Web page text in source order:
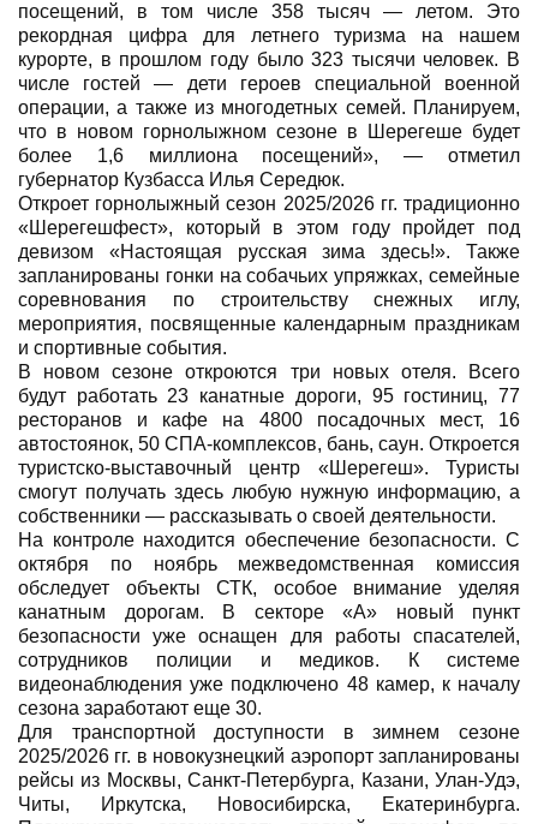
посещений, в том числе 358 тысяч — летом. Это
рекордная цифра для летнего туризма на нашем
курорте, в прошлом году было 323 тысячи человек. В
числе гостей — дети героев специальной военной
операции, а также из многодетных семей. Планируем,
что в новом горнолыжном сезоне в Шерегеше будет
более 1,6 миллиона посещений», — отметил
губернатор Кузбасса Илья Середюк.
Откроет горнолыжный сезон 2025/2026 гг. традиционно
«Шерегешфест», который в этом году пройдет под
девизом «Настоящая русская зима здесь!». Также
запланированы гонки на собачьих упряжках, семейные
соревнования по строительству снежных иглу,
мероприятия, посвященные календарным праздникам
и спортивные события.
В новом сезоне откроются три новых отеля. Всего
будут работать 23 канатные дороги, 95 гостиниц, 77
ресторанов и кафе на 4800 посадочных мест, 16
автостоянок, 50 СПА-комплексов, бань, саун. Откроется
туристско-выставочный центр «Шерегеш». Туристы
смогут получать здесь любую нужную информацию, а
собственники — рассказывать о своей деятельности.
На контроле находится обеспечение безопасности. С
октября по ноябрь межведомственная комиссия
обследует объекты СТК, особое внимание уделяя
канатным дорогам. В секторе «А» новый пункт
безопасности уже оснащен для работы спасателей,
сотрудников полиции и медиков. К системе
видеонаблюдения уже подключено 48 камер, к началу
сезона заработают еще 30.
Для транспортной доступности в зимнем сезоне
2025/2026 гг. в новокузнецкий аэропорт запланированы
рейсы из Москвы, Санкт-Петербурга, Казани, Улан-Удэ,
Читы, Иркутска, Новосибирска, Екатеринбурга.